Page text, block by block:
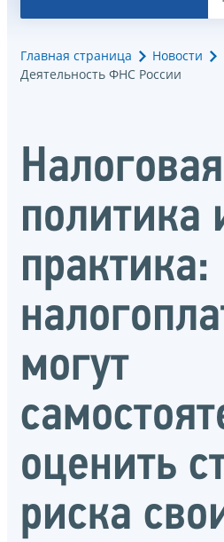
Главная страница
Новости
Деятельность ФНС России
Налоговая
политика
практика:
могут
оценить
риска